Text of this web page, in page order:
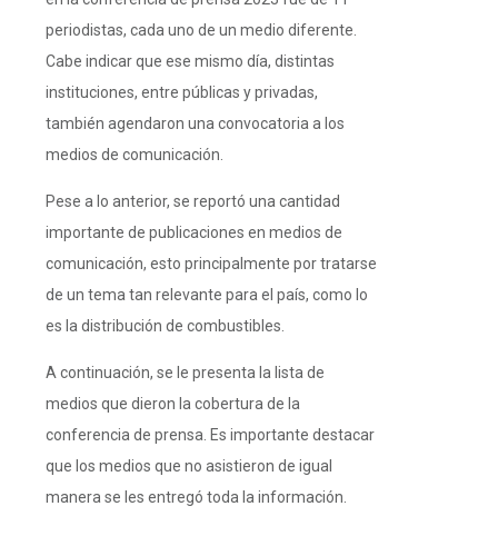
periodistas, cada uno de un medio diferente.
Cabe indicar que ese mismo día, distintas
instituciones, entre públicas y privadas,
también agendaron una convocatoria a los
medios de comunicación.
Pese a lo anterior, se reportó una cantidad
importante de publicaciones en medios de
comunicación, esto principalmente por tratarse
de un tema tan relevante para el país, como lo
es la distribución de combustibles.
A continuación, se le presenta la lista de
medios que dieron la cobertura de la
conferencia de prensa. Es importante destacar
que los medios que no asistieron de igual
manera se les entregó toda la información.